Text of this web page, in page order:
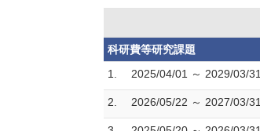
科研費等研究課題
1.
2025/04/01 ～ 2029/03/31
2. 2026/05/22 ～ 2027/03/31